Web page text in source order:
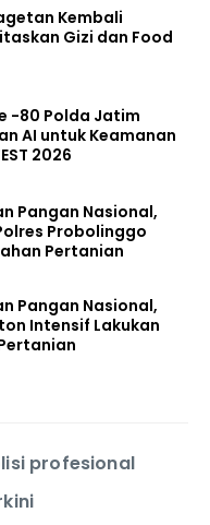
Kembali
Gizi dan Food
-80 Polda Jatim
AI untuk Keamanan
2026
Pangan Nasional,
Probolinggo
Pertanian
Pangan Nasional,
Intensif Lakukan
profesional